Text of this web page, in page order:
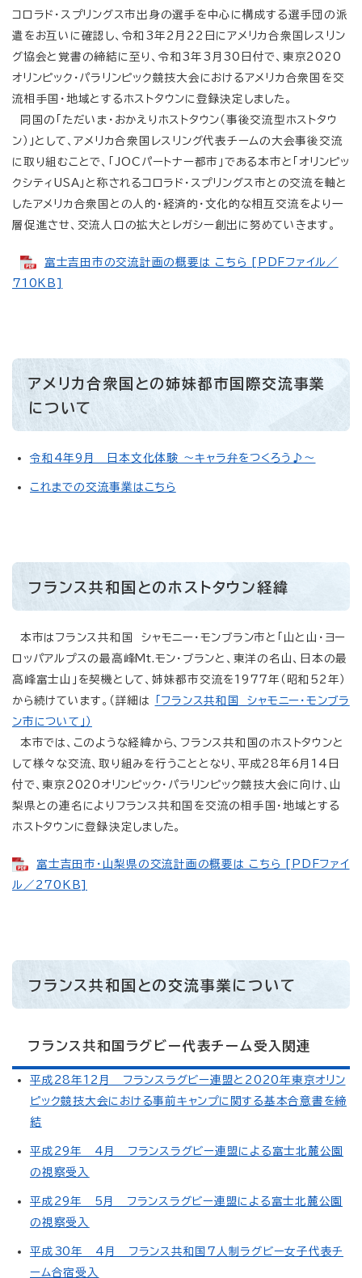
コロラド・スプリングス市出身の選手を中心に構成する選手団の派
遣をお互いに確認し、令和3年2月22日にアメリカ合衆国レスリン
グ協会と覚書の締結に至り、令和3年3月30日付で、東京2020
オリンピック・パラリンピック競技大会におけるアメリカ合衆国を交
流相手国・地域とするホストタウンに登録決定しました。
同国の「ただいま・おかえりホストタウン（事後交流型ホストタウ
ン）」として、アメリカ合衆国レスリング代表チームの大会事後交流
に取り組むことで、「JOCパートナー都市」である本市と「オリンピッ
クシティUSA」と称されるコロラド・スプリングス市との交流を軸と
したアメリカ合衆国との人的・経済的・文化的な相互交流をより一
層促進させ、交流人口の拡大とレガシー創出に努めていきます。
富士吉田市の交流計画の概要は こちら [PDFファイル／
710KB]
アメリカ合衆国との姉妹都市国際交流事業
について
令和4年9月 日本文化体験 ～キャラ弁をつくろう♪～
これまでの交流事業はこちら
フランス共和国とのホストタウン経緯
本市はフランス共和国 シャモニー・モンブラン市と「山と山・ヨー
ロッパアルプスの最高峰Mt.モン・ブランと、東洋の名山、日本の最
高峰富士山」を契機として、姉妹都市交流を1977年（昭和52年）
から続けています。（詳細は
「フランス共和国 シャモニー・モンブラ
ン市について」）
本市では、このような経緯から、フランス共和国のホストタウンと
して様々な交流、取り組みを行うこととなり、平成28年6月14日
付で、東京2020オリンピック・パラリンピック競技大会に向け、山
梨県との連名によりフランス共和国を交流の相手国・地域とする
ホストタウンに登録決定しました。
富士吉田市・山梨県の交流計画の概要は こちら [PDFファイ
ル／270KB]
フランス共和国との交流事業について
フランス共和国ラグビー代表チーム受入関連
平成28年12月 フランスラグビー連盟と2020年東京オリン
ピック競技大会における事前キャンプに関する基本合意書を締
結
平成29年 4月 フランスラグビー連盟による富士北麓公園
の視察受入
平成29年 5月 フランスラグビー連盟による富士北麓公園
の視察受入
平成30年 4月 フランス共和国7人制ラグビー女子代表チ
ーム合宿受入